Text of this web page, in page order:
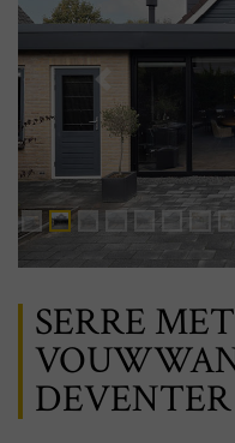
Previous
SERRE
DEVENTER